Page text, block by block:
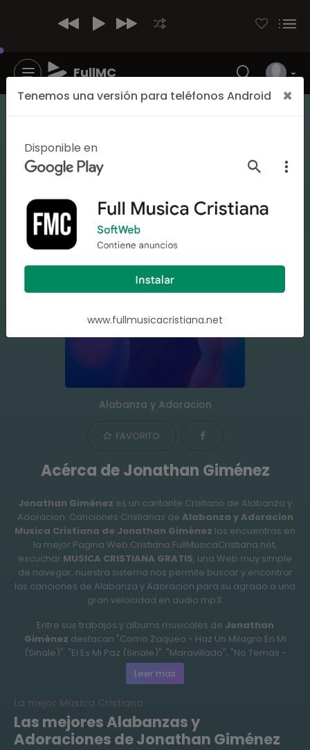
FullMC
Jonathan Giménez
Alabanza y Adoracion
FAVORITO
Acérca de Jonathan Giménez
Jonathan Giménez es un cantante Cristiano de Alabanza y
Adoracion. Canciones Cristianas de Alabanza y Adoracion
Musica Cristiana de Jonathan Giménez las encuentras en
la mejor Pagina Web Cristiana FullMusicaCristiana.net,
escuchar MUSICA CRISTIANA GRATIS, una Web muy simple
de navegar, nuestra sistema nos permite buscar y encontrar
las canciones de Alabanza y Adoracion para su agrado a una
gran velocidad en audio mp3.
Entre sus trabajos y albums musicales de Jonathan
Giménez destacan "Como Zaqueo - Haz Un Milagro En Mi
(Single)", "El Es Mi Paz (Single)", "Maravillado", "No Temas -
Adoración En Vivo (Single)".
Sus canciones mas populares deJonathan Giménez
La Lluvia", "Te Quiero Conocer", "El Señor Es El Gran Dios".
Escucha todas las canciones y albums de
Giménezde Alabanza y Adoracion en Full Música Cristiana.
Leer mas
La mejor Música Cristiana
Las mejores Alabanzas y
Adoraciones de Jonathan Giménez
Tenemos una versión para teléfonos Android ×
Disponible en
www.fullmusicacristiana.net